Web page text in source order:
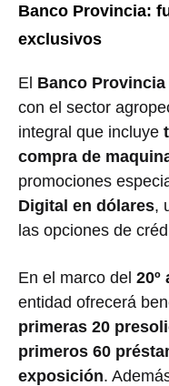
Banco Provincia:
exclusivos
El Banco Provincia
con el sector
integral que incluye
compra de
promociones
Digital en dólares,
las opciones de
En el marco del 20º
entidad ofrecerá
primeras 20
primeros 60
exposición.